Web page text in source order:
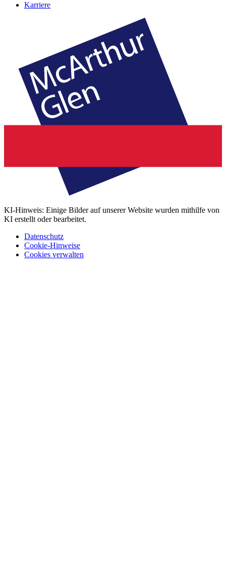
Karriere
KI-Hinweis: Einige Bilder auf unserer Website wurden mithilfe von
KI erstellt oder bearbeitet.
Datenschutz
Cookie-Hinweise
Cookies verwalten